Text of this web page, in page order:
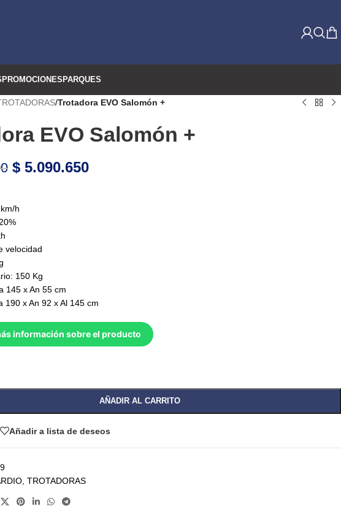
PROMOCIONES PARQUES
/Trotadora EVO Salomón +
EVO Salomón +
$ 5.090.650
h
velocidad
150 Kg
145 x An 55 cm
190 x An 92 x Al 145 cm
información sobre el producto
AÑADIR AL CARRITO
Añadir a lista de deseos
TROTADORAS